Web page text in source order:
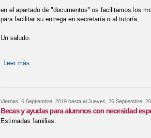
en el apartado de "documentos" os facilitamos los
para facilitar su entrega en secretaría o al tutor/a.
Un saludo.
Leer más
Viernes, 6 Septiembre, 2019hasta el Jueves, 26 Septiembre,
Becas y ayudas para alumnos con necesidad
Estimadas familias: